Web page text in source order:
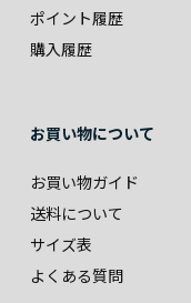
ポイント履歴
購入履歴
お買い物について
お買い物ガイド
送料について
サイズ表
よくある質問